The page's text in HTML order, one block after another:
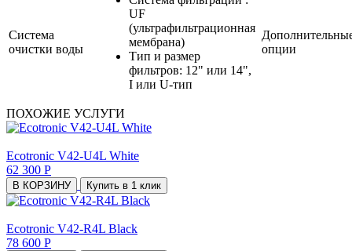
Система
очистки воды
UF
(ультрафильтрационная
мембрана)
Тип и размер
фильтров: 12" или 14",
I или U-тип
опции
ПОХОЖИЕ УСЛУГИ
Ecotronic V42-U4L White
62 300 Р
В КОРЗИНУ Купить в 1 клик
Ecotronic V42-R4L Black
78 600 Р